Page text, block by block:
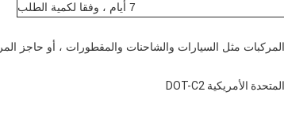
7 أيام ، وفقا لكمية الطلب
مثل السيارات والشاحنات والمقطورات ، أو حاجز